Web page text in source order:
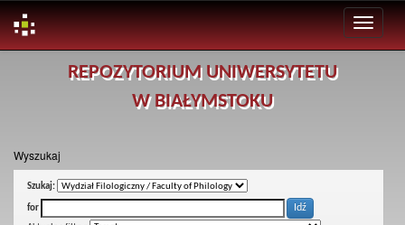
REPOZYTORIUM UNIWERSYTETU
W BIAŁYMSTOKU
Wyszukaj
Szukaj:
for